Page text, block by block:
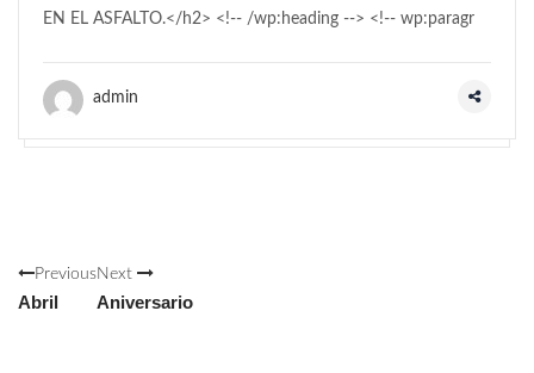
EN EL ASFALTO.</h2> <!-- /wp:heading --> <!-- wp:paragr
admin
Previous
Abril
Next
Aniversario